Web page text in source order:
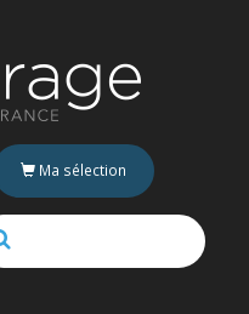
Ma sélection